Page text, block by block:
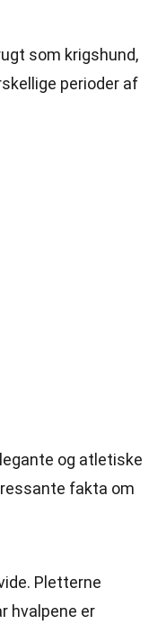
som krigshund,
perioder af
og atletiske
fakta om
Pletterne
hvalpene er